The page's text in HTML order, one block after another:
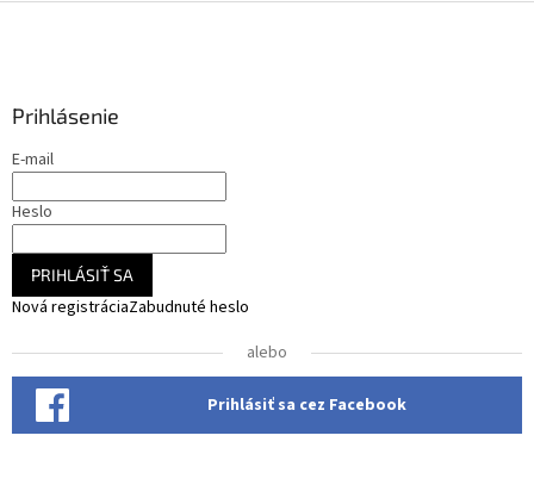
Prihlásenie
E-mail
Heslo
PRIHLÁSIŤ SA
Nová registráciaZabudnuté heslo
alebo
Prihlásiť sa cez Facebook